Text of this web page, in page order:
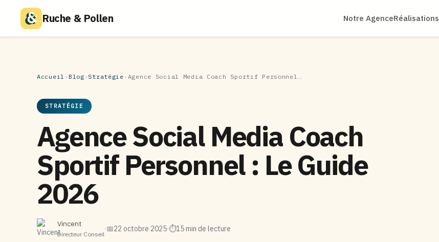
Ruche & Pollen Notre AgenceRéalisations
Accueil › Blog ›Stratégie › Agence Social Media Coach Sportif Personnel…
STRATÉGIE
Agence Social Media Coach
Sportif Personnel : Le Guide
2026
Vincent
Directeur Conseil
📅22 octobre 2025 ⏱15 min de lecture